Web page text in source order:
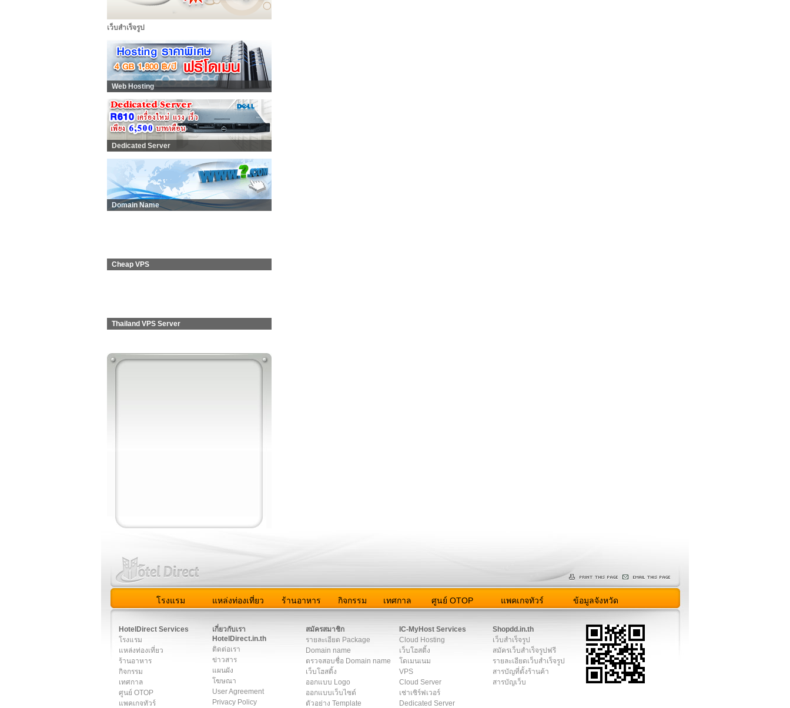
เว็บสำเร็จรูป
Web Hosting
Dedicated Server
Domain Name
Cheap VPS
Thailand VPS Server
โรงแรม แหล่งท่องเที่ยว ร้านอาหาร กิจกรรม เทศกาล ศูนย์ OTOP แพคเกจทัวร์ ข้อมูลจังหวัด
HotelDirect Services
โรงแรม
แหล่งท่องเที่ยว
ร้านอาหาร
กิจกรรม
เทศกาล
ศูนย์ OTOP
แพคเกจทัวร์
เกี่ยวกับเรา
HotelDirect.in.th
ติดต่อเรา
ข่าวสาร
แผนผัง
โฆษณา
User Agreement
Privacy Policy
สมัครสมาชิก
รายละเอียด Package
Domain name
ตรวจสอบชื่อ Domain name
เว็บโฮสติ้ง
ออกแบบ Logo
ออกแบบเว็บไซต์
ตัวอย่าง Template
IC-MyHost Services
Cloud Hosting
เว็บโฮสติ้ง
โดเมนเนม
VPS
Cloud Server
เช่าเซิร์ฟเวอร์
Dedicated Server
Shopdd.in.th
เว็บสำเร็จรูป
สมัครเว็บสำเร็จรูปฟรี
รายละเอียดเว็บสำเร็จรูป
สารบัญที่ตั้งร้านค้า
สารบัญเว็บ